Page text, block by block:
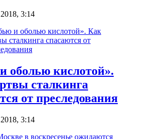
3:14
оболью кислотой».
сталкинга
от преследования
3:14